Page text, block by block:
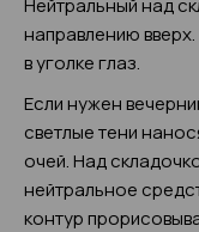
Нейтральный над
направлению
в уголке глаз.
Если нужен
светлые тени
очей. Над
нейтральное
контур